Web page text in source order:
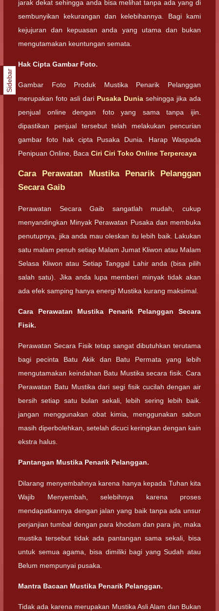
jarak dekat sehingga anda bisa melihat tanpa ada yang di
sembunyikan kekurangan dan kelebihannya. Bagi kami
kejujuran dan kepuasan anda yang utama dan bukan
mengutamakan keuntungan semata.
Hak Cipta Gambar Foto.
Gambar Foto Produk Mustika Penarik Pelanggan
merupakan foto asli dari Pusaka Dunia sehingga jika ada
penjual online dengan foto yang sama tanpa ijin.
dipastikan penjual tersebut telah melakukan pencurian
gambar foto hak cipta Pusaka Dunia. Harap Waspada
Penipuan Online, Baca Ciri Ciri Toko Online Terpercaya
Cara Perawatan Mustika Penarik Pelanggan
Secara Gaib
Perawatan Secara Gaib sangatlah mudah, cukup
menyandingkan Minyak Perawatan Pusaka dan membuka
penutupnya, jika anda mau oleskan itu lebih baik. Lakukan
satu malam penuh setiap Malam Jumat Kliwon atau Malam
Selasa Kliwon atau Setiap Tanggal Lahir anda (bisa pilih
salah satu). Jika anda lupa memberi minyak tidak akan
ada efek samping hanya energi Mustika kurang maksimal.
Cara Perawatan Mustika Penarik Pelanggan Secara
Fisik.
Perawatan Secara Fisik tetap sangat dibutuhkan terutama
bagi pecinta Batu Akik dan Batu Permata yang lebih
mengutamakan keindahan Batu Mustika secara fisik. Cara
Perawatan Batu Mustika dari segi fisik cucilah dengan air
bersih setiap satu bulan sekali, lebih sering lebih baik.
jangan menggunakan obat kimia, menggunakan sabun
masih diperbolehkan, setelah dicuci keringkan dengan kain
ekstra halus.
Pantangan Mustika Penarik Pelanggan.
Dilarang menyembahnya karena hanya kepada Tuhan kita
Wajib Menyembah, selebihnya karena proses
mendapatkannya dengan jalan yang baik tanpa ada unsur
perjanjian tumbal dengan para khodam dan para jin, maka
mustika tersebut tidak ada pantangan sama sekali, bisa
untuk semua agama, bisa dimiliki bagi yang Sudah atau
Belum mempunyai pusaka.
Mantra Bacaan Mustika Penarik Pelanggan.
Tidak ada karena merupakan Mustika Asli Alam dan Bukan
Sidebar